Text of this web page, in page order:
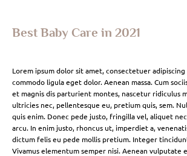
Best Baby Care in 2021
Lorem ipsum dolor sit amet, consectetuer
commodo ligula eget dolor. Aenean massa. Cum
et magnis dis parturient montes, nascetur ridiculus
ultricies nec, pellentesque eu, pretium quis, sem.
quis enim. Donec pede justo, fringilla vel, aliquet
arcu. In enim justo, rhoncus ut, imperdiet a,
dictum felis eu pede mollis pretium. Integer
Vivamus elementum semper nisi. Aenean vulputate